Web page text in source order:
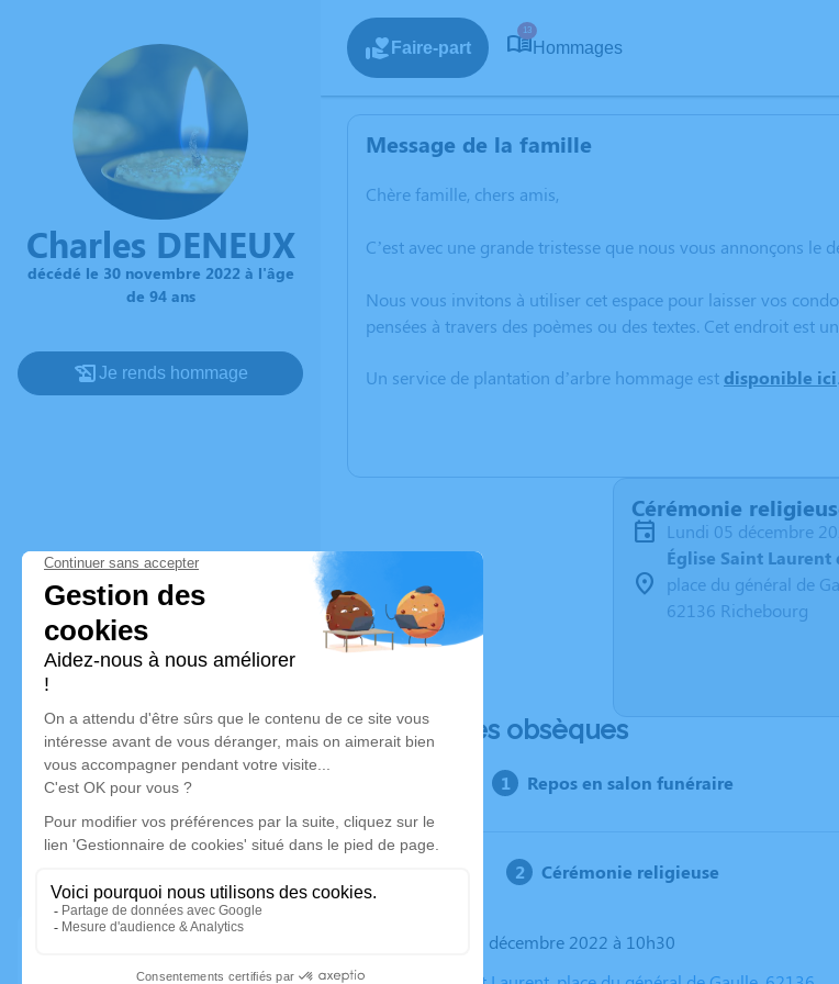
Charles DENEUX
décédé le 30 novembre 2022 à l'âge
de 94 ans
Je rends hommage
Faire-part
13
Hommages
Message de la famille
Chère famille, chers amis,
C’est avec une grande tristesse que nous vous annonçons le
Nous vous invitons à utiliser cet espace pour laisser vos
pensées à travers des poèmes ou des textes. Cet endroit est
Un service de plantation d’arbre hommage est disponible ici.
Cérémonie
lundi 05 décembre
Église Saint Laurent
place du général de
62136 Richebourg
Déroulé des obsèques
Repos en salon funéraire
Cérémonie religieuse
Le lundi 05 décembre 2022 à 10h30